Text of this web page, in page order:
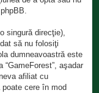
singură direcţie),
să nu folosiţi
dumneavoastră este
aşadar
afiliat cu
poate cere în mod